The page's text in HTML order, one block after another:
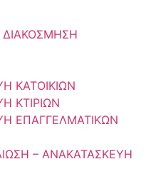
ΔΙΑΚΟΣΜΗΣΗ
ΚΑΤΟΙΚΙΩΝ
ΚΤΙΡΙΩΝ
ΕΠΑΓΓΕΛΜΑΤΙΚΩΝ
– ΑΝΑΚΑΤΑΣΚΕΥΗ